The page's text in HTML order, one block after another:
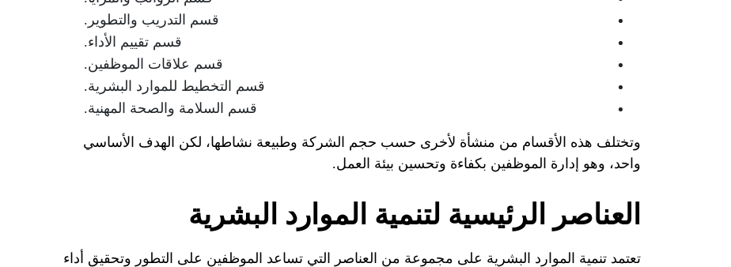
قسم التدريب والتطوير.
قسم تقييم الأداء.
قسم علاقات الموظفين.
قسم التخطيط للموارد البشرية.
قسم السلامة والصحة المهنية.
وتختلف هذه الأقسام من منشأة لأخرى حسب حجم الشركة وطبيعة نشاطها، لكن الهدف الأساسي
واحد، وهو إدارة الموظفين بكفاءة وتحسين بيئة العمل.
العناصر الرئيسية لتنمية الموارد البشرية
تعتمد تنمية الموارد البشرية على مجموعة من العناصر التي تساعد الموظفين على التطور وتحقيق أداء